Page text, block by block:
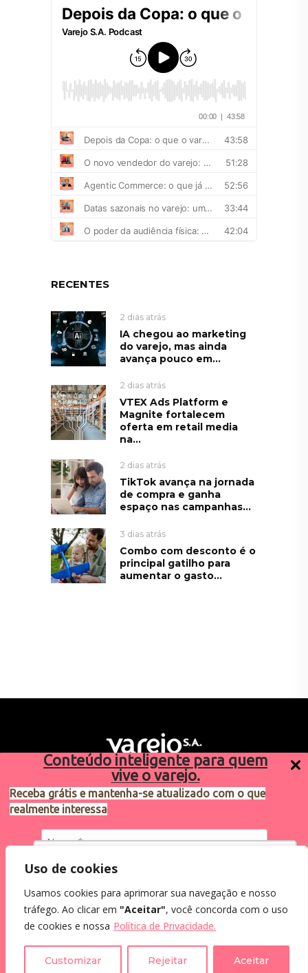
Conteúdo inteligente para quem
vive o varejo.
Receba grátis e mantenha-se atualizado com o que
realmente interessa
Eu concordo em receber comunicações.
Ao informar meus dados, eu concordo com a
Assine a Newsletter
Utilizamos cookies para oferecer melhor
como você interage em nosso site e
personalizar conteúdo.
Uso de cookies
Usamos cookies para aprimorar sua navegação e nosso
tráfego. Ao clicar em "Aceitar", você concorda com o uso
de cookies e nossa Política de Privacidade.
Customizar Rejeitar Aceitar
RECENTES
2 dias atrás
IA chegou ao marketing
do varejo, mas ainda
avança pouco em...
2 dias atrás
VTEX Ads Platform e
Magnite fortalecem
oferta em retail media
na...
2 dias atrás
TikTok avança na jornada
de compra e ganha
espaço nas campanhas...
3 dias atrás
Combo com desconto é o
principal gatilho para
aumentar o gasto...
Sugestões de pauta
varejosa@cndl.org.br
2024®. Todos os direitos reservados.